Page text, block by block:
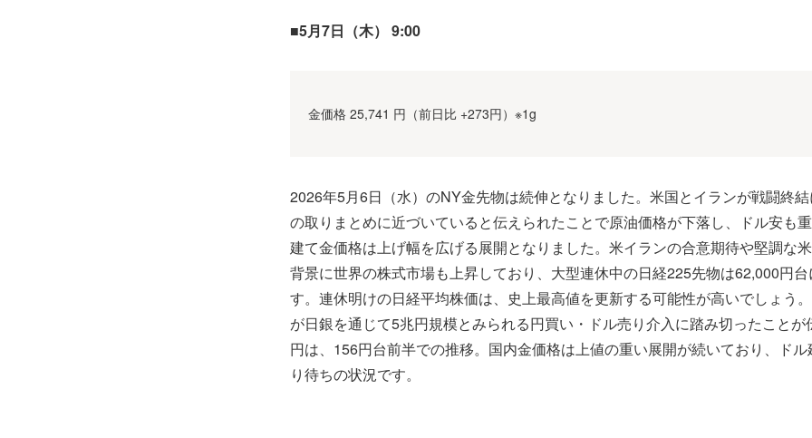
■5月7日（木） 9:00
金価格 25,741 円（前日比 +273円）※1g
2026年5月6日（水）のNY金先物は続伸となりました。米国とイランが戦闘終
の取りまとめに近づいていると伝えられたことで原油価格が下落し、ドル安も
建て金価格は上げ幅を広げる展開となりました。米イランの合意期待や堅調な
背景に世界の株式市場も上昇しており、大型連休中の日経225先物は62,000円
す。連休明けの日経平均株価は、史上最高値を更新する可能性が高いでしょう
が日銀を通じて5兆円規模とみられる円買い・ドル売り介入に踏み切ったことが
円は、156円台前半での推移。国内金価格は上値の重い展開が続いており、ド
り待ちの状況です。